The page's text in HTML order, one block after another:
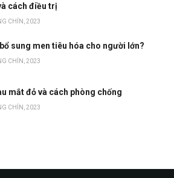
cách điều trị
CHÍN, 2023
sung men tiêu hóa cho người lớn?
CHÍN, 2023
mắt đỏ và cách phòng chống
CHÍN, 2023